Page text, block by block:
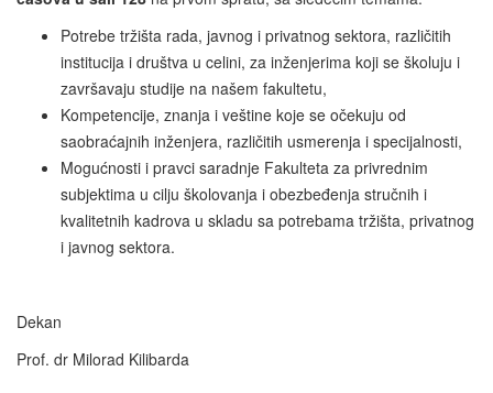
Potrebe tržišta rada, javnog i privatnog sektora, različitih
institucija i društva u celini, za inženjerima koji se školuju i
završavaju studije na našem fakultetu,
Kompetencije, znanja i veštine koje se očekuju od
saobraćajnih inženjera, različitih usmerenja i specijalnosti,
Mogućnosti i pravci saradnje Fakulteta za privrednim
subjektima u cilju školovanja i obezbeđenja stručnih i
kvalitetnih kadrova u skladu sa potrebama tržišta, privatnog
i javnog sektora.
Dekan
Prof. dr Milorad Kilibarda